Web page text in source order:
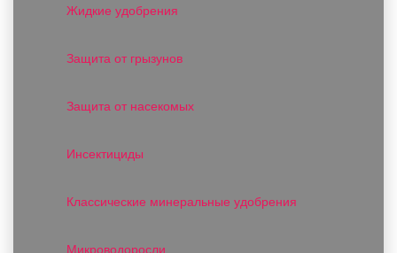
Жидкие удобрения
Защита от грызунов
Защита от насекомых
Инсектициды
Классические минеральные удобрения
Микроводоросли